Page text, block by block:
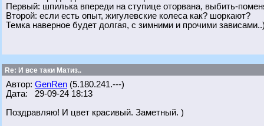
Первый: шпилька впереди на ступице оторвана, выбить-
Второй: если есть опыт, жигулевские колеса как? шоркают?
Темка наверное будет долгая, с зимними и прочими
Re: И все таки Матиз..
Автор: GenRen (5.180.241.---)
Дата: 29-09-24 18:13
Поздравляю! И цвет красивый. Заметный. )